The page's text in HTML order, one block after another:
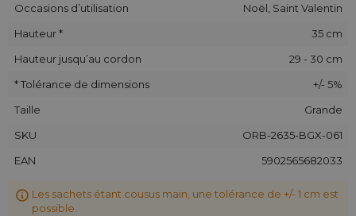
Occasions d’utilisation
Noël, Saint Valentin
Hauteur *
35 cm
Hauteur jusqu’au cordon
29 - 30 cm
* Tolérance de dimensions
+/- 5%
Taille
Grande
SKU
ORB-2635-BGX-061
EAN
5902565682033
Les sachets étant cousus main, une tolérance de +/- 1 cm est
possible.